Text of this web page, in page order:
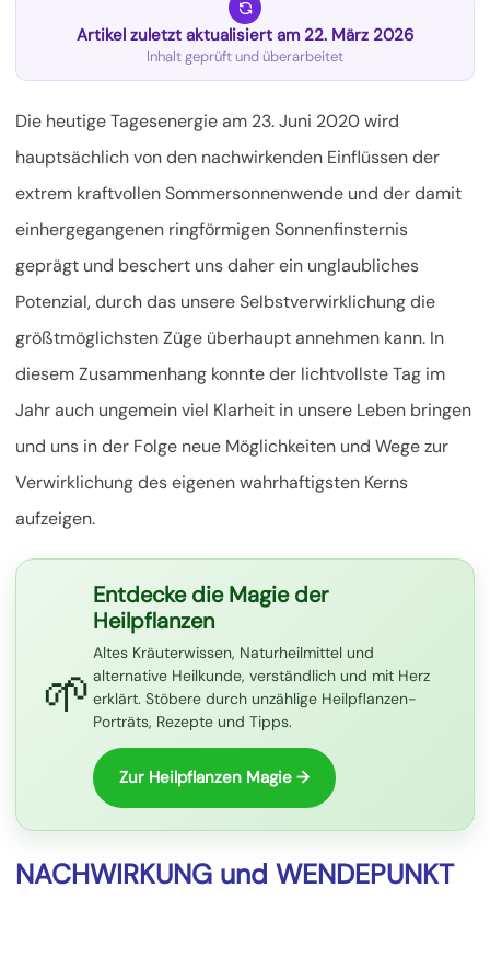
Artikel zuletzt aktualisiert am 22. März 2026
Inhalt geprüft und überarbeitet
Die heutige Tagesenergie am 23. Juni 2020 wird
hauptsächlich von den nachwirkenden Einflüssen der
extrem kraftvollen Sommersonnenwende und der damit
einhergegangenen ringförmigen Sonnenfinsternis
geprägt und beschert uns daher ein unglaubliches
Potenzial, durch das unsere Selbstverwirklichung die
größtmöglichsten Züge überhaupt annehmen kann. In
diesem Zusammenhang konnte der lichtvollste Tag im
Jahr auch ungemein viel Klarheit in unsere Leben bringen
und uns in der Folge neue Möglichkeiten und Wege zur
Verwirklichung des eigenen wahrhaftigsten Kerns
aufzeigen.
🌱
Entdecke die Magie der
Heilpflanzen
Altes Kräuterwissen, Naturheilmittel und
alternative Heilkunde, verständlich und mit Herz
erklärt. Stöbere durch unzählige Heilpflanzen-
Porträts, Rezepte und Tipps.
Zur Heilpflanzen Magie →
NACHWIRKUNG und WENDEPUNKT